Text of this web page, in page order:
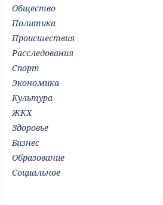
Общество
Политика
Происшествия
Расследования
Спорт
Экономика
Культура
ЖКХ
Здоровье
Бизнес
Образование
Социальное